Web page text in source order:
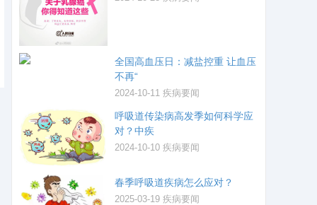
全国高血压日：减盐控重 让血压
不再“
2024-10-11 疾病要闻
呼吸道传染病高发季如何科学应
对？中疾
2024-10-10 疾病要闻
春季呼吸道疾病怎么应对？
2025-03-19 疾病要闻